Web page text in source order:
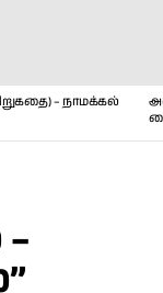
– நாமக்கல்